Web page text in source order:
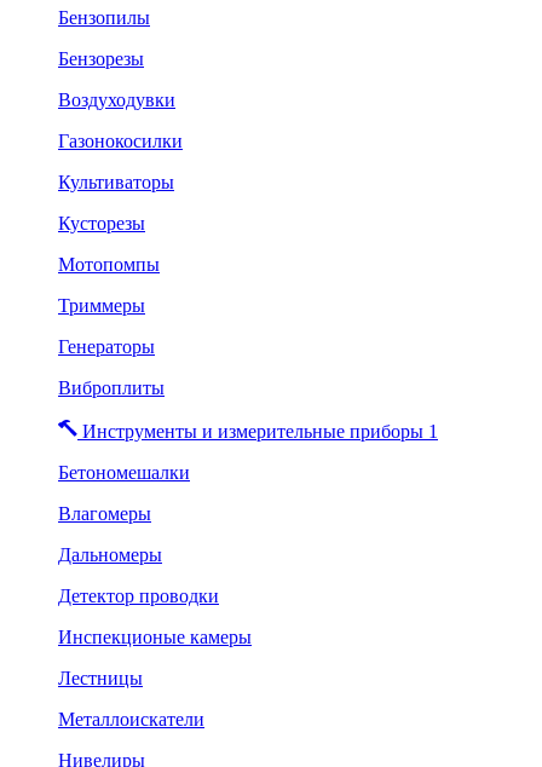
Бензопилы
Бензорезы
Воздуходувки
Газонокосилки
Культиваторы
Кусторезы
Мотопомпы
Триммеры
Генераторы
Виброплиты
Инструменты и измерительные приборы 1
Бетономешалки
Влагомеры
Дальномеры
Детектор проводки
Инспекционые камеры
Лестницы
Металлоискатели
Нивелиры